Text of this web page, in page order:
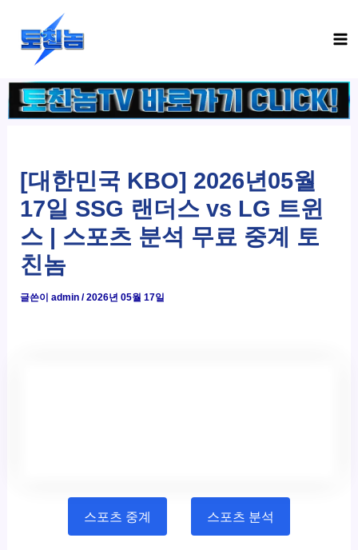
건
너
[대한민국 KBO] 2026년05월
17일 SSG 랜더스 vs LG 트윈
스 | 스포츠 분석 무료 중계 토
친놈
글쓴이admin/2026년 05월 17일
스포츠 중계 스포츠 분석